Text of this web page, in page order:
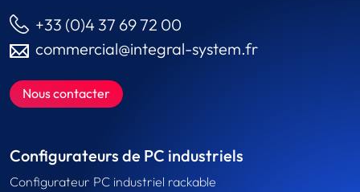
+33 (0)4 37 69 72 00
commercial@integral-system.fr
Nous contacter
Configurateurs de PC industriels
Configurateur PC industriel rackable